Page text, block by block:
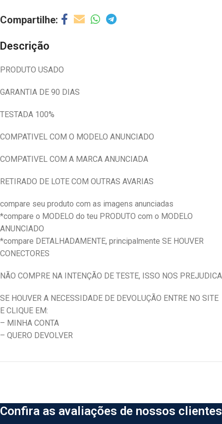
Descrição
PRODUTO USADO
GARANTIA DE 90 DIAS
TESTADA 100%
COMPATIVEL COM O MODELO ANUNCIADO
COMPATIVEL COM A MARCA ANUNCIADA
RETIRADO DE LOTE COM OUTRAS AVARIAS
compare seu produto com as imagens anunciadas
*compare o MODELO do teu PRODUTO com o MODELO
ANUNCIADO
*compare DETALHADAMENTE, principalmente SE HOUVER
CONECTORES
NÃO COMPRE NA INTENÇÃO DE TESTE, ISSO NOS PREJUDICA
SE HOUVER A NECESSIDADE DE DEVOLUÇÃO ENTRE NO SITE
E CLIQUE EM:
– MINHA CONTA
– QUERO DEVOLVER
Confira as avaliações de nossos clientes